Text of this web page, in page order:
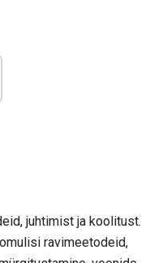
juhtimist ja koolitust.
ravimeetodeid,